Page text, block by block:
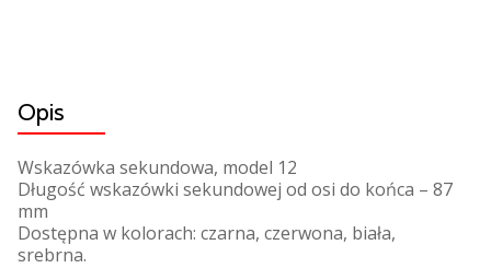
Opis
Wskazówka sekundowa, model 12
Długość wskazówki sekundowej od osi do końca – 87
mm
Dostępna w kolorach: czarna, czerwona, biała,
srebrna.